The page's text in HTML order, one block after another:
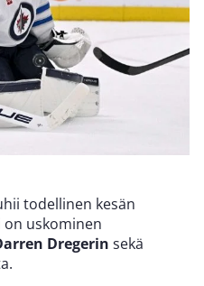
todellinen kesän
on uskominen
Dregerin sekä